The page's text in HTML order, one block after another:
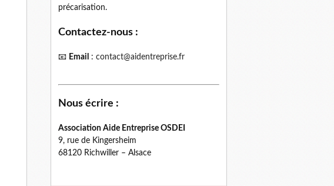
précarisation.
Contactez-nous :
📧 Email : contact@aidentreprise.fr
Nous écrire :
Association Aide Entreprise OSDEI
9, rue de Kingersheim
68120 Richwiller – Alsace